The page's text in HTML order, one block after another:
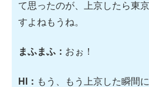
て思ったのが、上京したら東
すよねもうね。
まふまふ： おぉ！
HI： もう、もう上京した瞬間